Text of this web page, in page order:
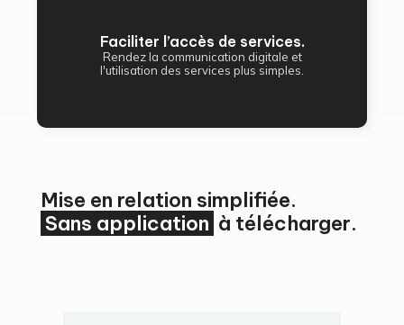
Faciliter l’accès de services.
Rendez la communication digitale et
l'utilisation des services plus simples.
Mise en relation simplifiée.
Sans application à télécharger.